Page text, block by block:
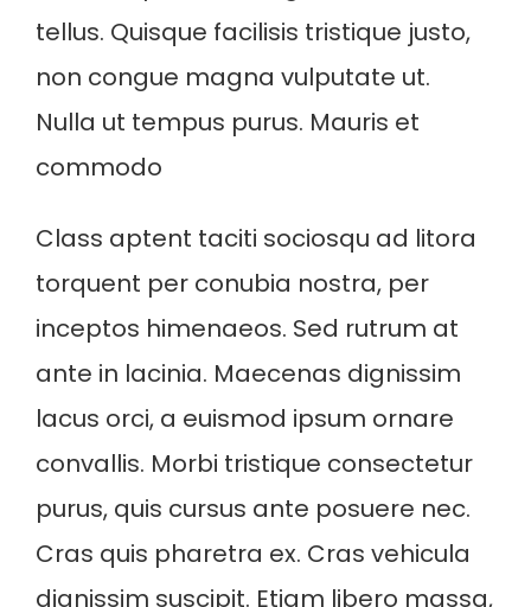
tellus. Quisque facilisis tristique justo,
non congue magna vulputate ut.
Nulla ut tempus purus. Mauris et
commodo
Class aptent taciti sociosqu ad litora
torquent per conubia nostra, per
inceptos himenaeos. Sed rutrum at
ante in lacinia. Maecenas dignissim
lacus orci, a euismod ipsum ornare
convallis. Morbi tristique consectetur
purus, quis cursus ante posuere nec.
Cras quis pharetra ex. Cras vehicula
dignissim suscipit. Etiam libero massa,